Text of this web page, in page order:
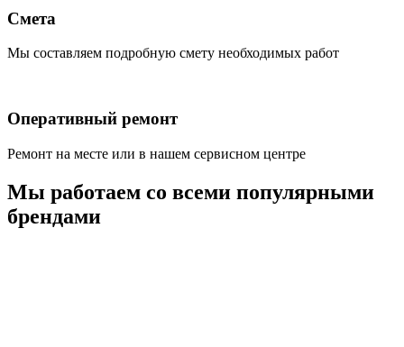
Смета
Мы составляем подробную смету необходимых работ
Оперативный ремонт
Ремонт на месте или в нашем сервисном центре
Мы работаем со всеми популярными
брендами